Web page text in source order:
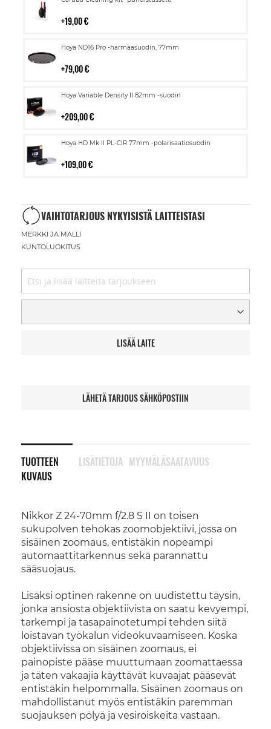
19,00 €
Hoya ND16 Pro -harmaasuodin, 77mm
79,00 €
Lisää
Hoya Variable Density II 82mm -suodin
209,00 €
Lisää
Hoya HD Mk II PL-CIR 77mm -polarisaatiosuodin
109,00 €
Lisää
VAIHTOTARJOUS NYKYISISTÄ LAITTEISTASI
MERKKI JA MALLI
KUNTOLUOKITUS
LISÄÄ LAITE
LÄHETÄ TARJOUS SÄHKÖPOSTIIN
TUOTTEEN
KUVAUS
Nikkor Z 24-70mm f/2.8 S II on toisen
sukupolven tehokas zoomobjektiivi, jossa on
sisäinen zoomaus, entistäkin nopeampi
automaattitarkennus sekä parannattu
sääsuojaus.
Lisäksi optinen rakenne on uudistettu täysin,
jonka ansiosta objektiivista on saatu kevyempi,
tarkempi ja tasapainotetumpi tehden siitä
loistavan työkalun videokuvaamiseen. Koska
objektiivissa on sisäinen zoomaus, ei
painopiste pääse muuttumaan zoomattaessa
ja täten vakaajia käyttävät kuvaajat pääsevät
entistäkin helpommalla. Sisäinen zoomaus on
mahdollistanut myös entistäkin paremman
suojauksen pölyä ja vesiroiskeita vastaan.
LISÄTIETOJA MYYMÄLÄSAATAVUUS